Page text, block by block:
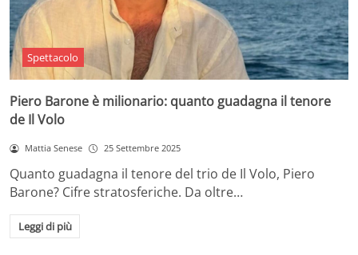
Spettacolo
Piero Barone è milionario: quanto guadagna il tenore
de Il Volo
Mattia Senese 25 Settembre 2025
Quanto guadagna il tenore del trio de Il Volo, Piero
Barone? Cifre stratosferiche. Da oltre…
Leggi di più